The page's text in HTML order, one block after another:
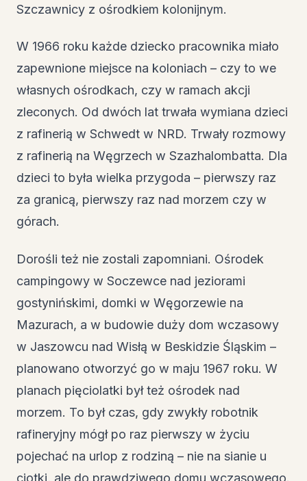
Szczawnicy z ośrodkiem kolonijnym.
W 1966 roku każde dziecko pracownika miało
zapewnione miejsce na koloniach – czy to we
własnych ośrodkach, czy w ramach akcji
zleconych. Od dwóch lat trwała wymiana dzieci
z rafinerią w Schwedt w NRD. Trwały rozmowy
z rafinerią na Węgrzech w Szazhalombatta. Dla
dzieci to była wielka przygoda – pierwszy raz
za granicą, pierwszy raz nad morzem czy w
górach.
Dorośli też nie zostali zapomniani. Ośrodek
campingowy w Soczewce nad jeziorami
gostynińskimi, domki w Węgorzewie na
Mazurach, a w budowie duży dom wczasowy
w Jaszowcu nad Wisłą w Beskidzie Śląskim –
planowano otworzyć go w maju 1967 roku. W
planach pięciolatki był też ośrodek nad
morzem. To był czas, gdy zwykły robotnik
rafineryjny mógł po raz pierwszy w życiu
pojechać na urlop z rodziną – nie na sianie u
ciotki, ale do prawdziwego domu wczasowego.